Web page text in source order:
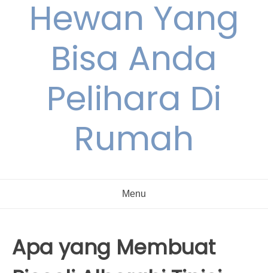
Hewan Yang
Bisa Anda
Pelihara Di
Rumah
Menu
Apa yang Membuat